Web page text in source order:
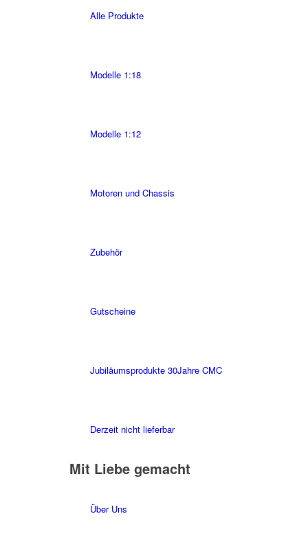
Alle Produkte
Modelle 1:18
Modelle 1:12
Motoren und Chassis
Zubehör
Gutscheine
Jubiläumsprodukte 30Jahre CMC
Derzeit nicht lieferbar
Mit Liebe gemacht
Über Uns